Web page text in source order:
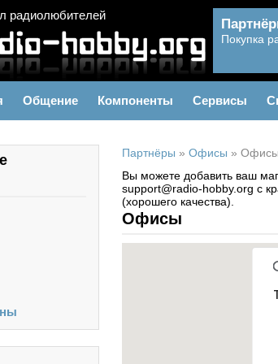
радиолюбителей
Покупка
Общение Компоненты Сервисы
Партнёры » Офисы » Офисы
Вы можете добавить ваш
support@radio-hobby.org с
(хорошего качества).
Офисы